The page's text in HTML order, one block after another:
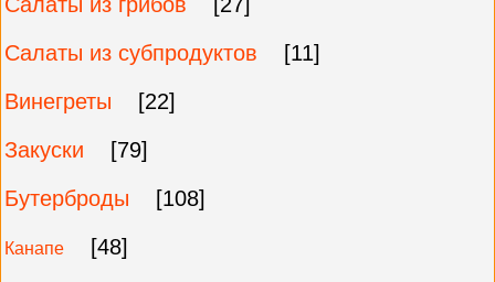
Салаты из субпродуктов
[11]
Винегреты
[22]
Закуски
[79]
Бутерброды
[108]
Канапе
[48]